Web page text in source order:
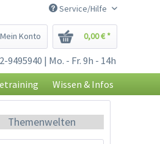
Service/Hilfe
Mein Konto 0,00 € *
9495940 | Mo. - Fr. 9h - 14h
Wissen & Infos
Themenwelten